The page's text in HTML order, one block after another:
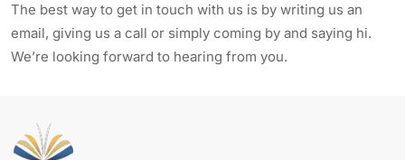
The best way to get in touch with us is by writing us an
email, giving us a call or simply coming by and saying hi.
We’re looking forward to hearing from you.